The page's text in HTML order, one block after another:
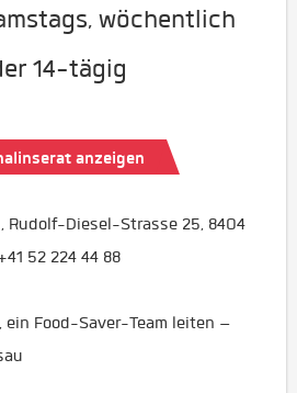
wöchentlich
14-tägig
anzeigen
Rudolf-Diesel-Strasse 25, 8404
52 224 44 88
Food-Saver-Team leiten –